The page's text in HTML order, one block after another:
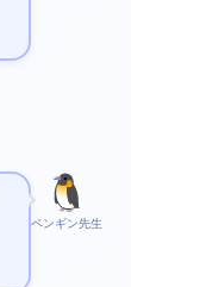
ペンギン先生